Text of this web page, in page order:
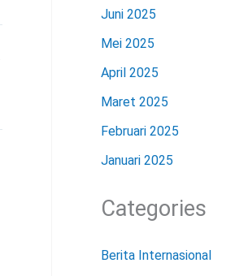
Juni 2025
Mei 2025
April 2025
Maret 2025
Februari 2025
Januari 2025
Categories
Berita Internasional